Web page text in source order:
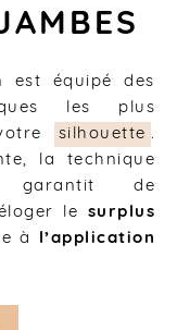
est équipé des
les plus
silhouette .
la technique
garantit de
le surplus
à l’application